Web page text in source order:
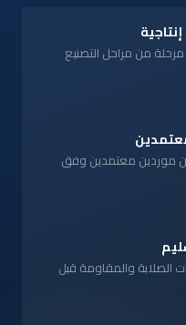
من مراحل التصنيع
موردين معتمدين وفق
الصلابة والمقاومة قبل